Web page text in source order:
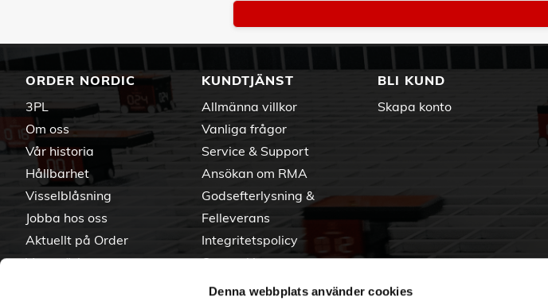
Denna webbplats använder cookies
ORDER NORDIC
3PL
Om oss
Vår historia
Hållbarhet
Visselblåsning
Jobba hos oss
Aktuellt på Order
Varumärken
KUNDTJÄNST
Allmänna villkor
Vanliga frågor
Service & Support
Ansökan om RMA
Godsefterlysning &
Felleverans
Integritetspolicy
Om cookies
BLI KUND
Skapa konto